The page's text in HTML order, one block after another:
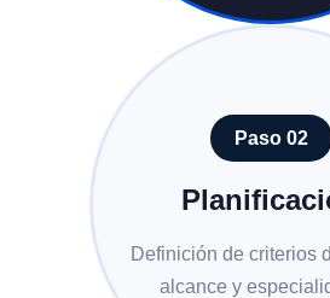
Paso 02
Definición de criterios
alcance y